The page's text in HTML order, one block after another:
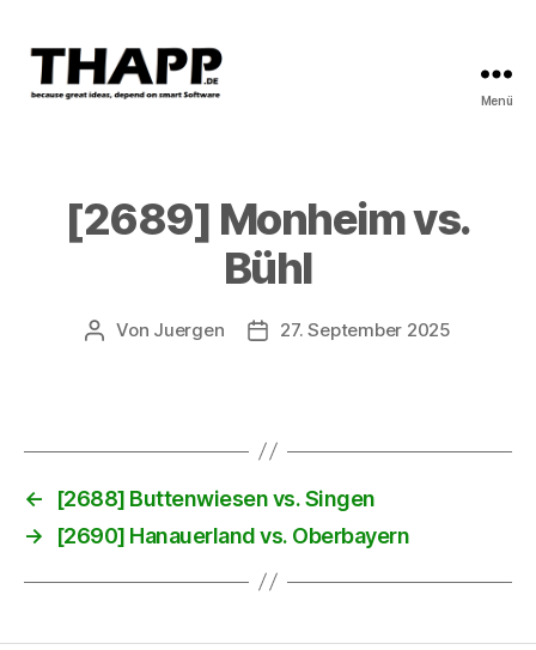
Menü
[2689] Monheim vs.
Bühl
Beitragsautor
Von Juergen Beitragsdatum
27. September 2025
←
[2688] Buttenwiesen vs. Singen
→
[2690] Hanauerland vs. Oberbayern